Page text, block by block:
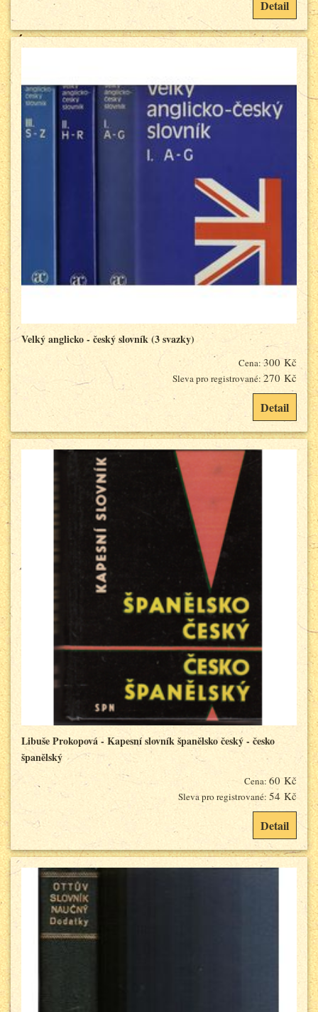
Detail
Velký anglicko - český slovník (3 svazky)
Cena:300 Kč
Sleva pro registrované: 270 Kč
Detail
Libuše Prokopová - Kapesní slovník španělsko český - česko
španělský
Cena: 60 Kč
Sleva pro registrované: 54 Kč
Detail